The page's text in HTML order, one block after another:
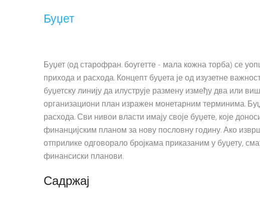
Буџет
Буџет (од старофран. боугетте - мала кожна торба) се
прихода и расхода. Концепт буџета је од изузетне
буџетску линију да илуструје размену између два или
организациони план изражен монетарним терминима.
расхода. Сви нивои власти имају своје буџете, које
финанцијским планом за нову пословну годину. Ако
отприлике одговорало бројкама приказаним у буџету,
финансиски планови.
Садржај